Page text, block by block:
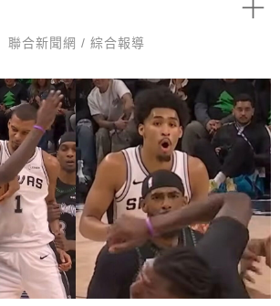
聯合新聞網 / 綜合報導